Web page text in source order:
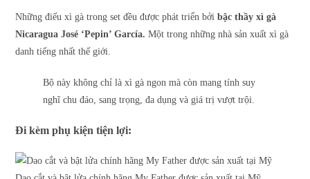
Những điếu xì gà trong set đều được phát triển bởibậc thầy xì gà
NicaraguaJosé ‘Pepin’ García. Một trong những nhà sản xuất xì gà
danh tiếng nhất thế giới.
Bộ này không chỉ là xì gà ngon mà còn mang tínhsuy
nghĩ chu đáo, sang trọng, đa dụng vàgiá trị vượt trội.
Đi kèm phụ kiện tiện lợi: